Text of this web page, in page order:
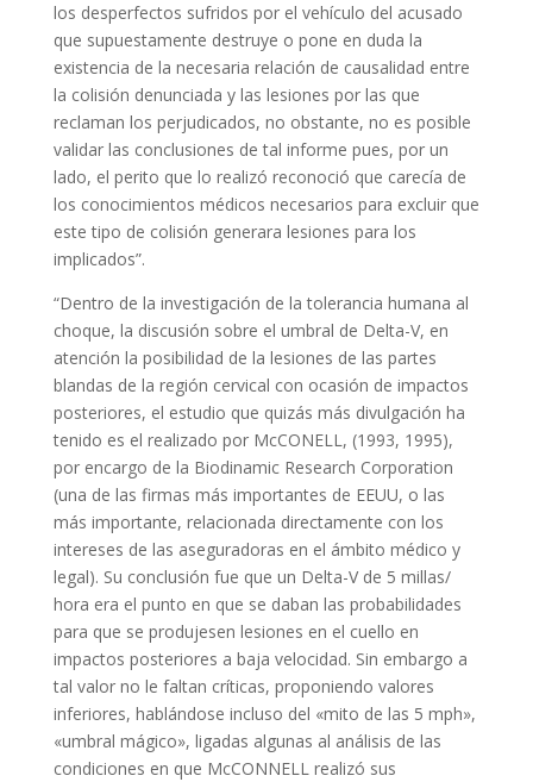
los desperfectos sufridos por el vehículo del acusado
que supuestamente destruye o pone en duda la
existencia de la necesaria relación de causalidad entre
la colisión denunciada y las lesiones por las que
reclaman los perjudicados, no obstante, no es posible
validar las conclusiones de tal informe pues, por un
lado, el perito que lo realizó reconoció que carecía de
los conocimientos médicos necesarios para excluir que
este tipo de colisión generara lesiones para los
implicados”.
“Dentro de la investigación de la tolerancia humana al
choque, la discusión sobre el umbral de Delta-V, en
atención la posibilidad de la lesiones de las partes
blandas de la región cervical con ocasión de impactos
posteriores, el estudio que quizás más divulgación ha
tenido es el realizado por McCONELL, (1993, 1995),
por encargo de la Biodinamic Research Corporation
(una de las firmas más importantes de EEUU, o las
más importante, relacionada directamente con los
intereses de las aseguradoras en el ámbito médico y
legal). Su conclusión fue que un Delta-V de 5 millas/
hora era el punto en que se daban las probabilidades
para que se produjesen lesiones en el cuello en
impactos posteriores a baja velocidad. Sin embargo a
tal valor no le faltan críticas, proponiendo valores
inferiores, hablándose incluso del «mito de las 5 mph»,
«umbral mágico», ligadas algunas al análisis de las
condiciones en que McCONNELL realizó sus